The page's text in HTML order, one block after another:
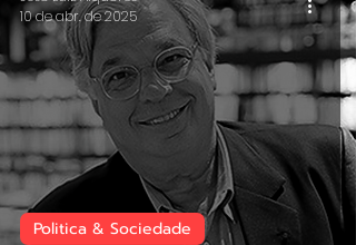
Politica & Sociedade
10 de abr. de 2025